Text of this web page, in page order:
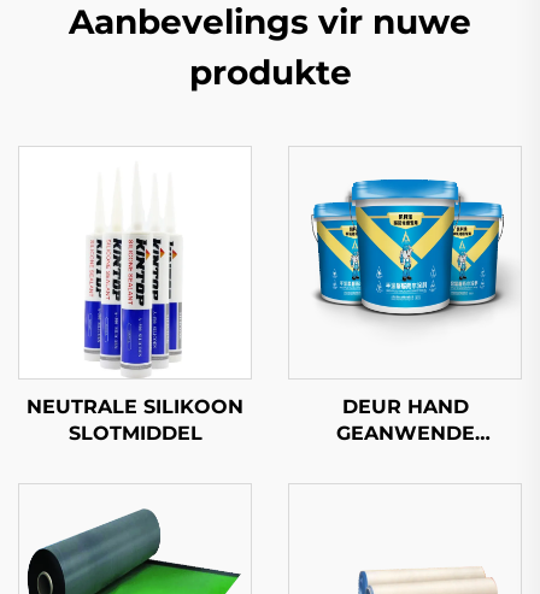
Aanbevelings vir nuwe
produkte
NEUTRALE SILIKOON
SLOTMIDDEL
DEUR HAND
GEANWENDE
BEDEKKING